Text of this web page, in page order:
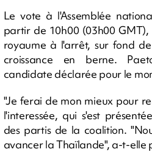
Le vote à l'Assemblée
partir de 10h00 (03h00
royaume à l'arrêt, sur fond
croissance en berne.
candidate déclarée pour le
"Je ferai de mon mieux pour
l'interessée, qui s'est
des partis de la coalition.
avancer la Thaïlande", a-t-elle